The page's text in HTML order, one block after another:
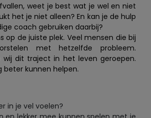
weet je best wat je wel en niet
het je niet alleen? En kan je de hulp
coach gebruiken daarbij?
op de juiste plek. Veel mensen die bij
met hetzelfde probleem.
wij dit traject in het leven geroepen.
beter kunnen helpen.
in je vel voelen?